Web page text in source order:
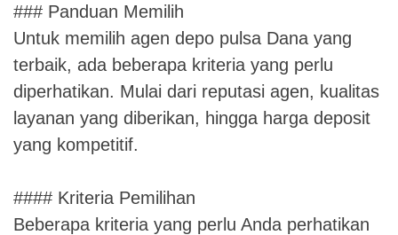
### Panduan Memilih
Untuk memilih agen depo pulsa Dana yang
terbaik, ada beberapa kriteria yang perlu
diperhatikan. Mulai dari reputasi agen, kualitas
layanan yang diberikan, hingga harga deposit
yang kompetitif.
#### Kriteria Pemilihan
Beberapa kriteria yang perlu Anda perhatikan